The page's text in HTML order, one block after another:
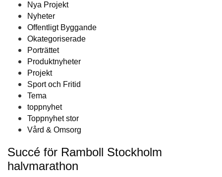
Nya Projekt
Nyheter
Offentligt Byggande
Okategoriserade
Porträttet
Produktnyheter
Projekt
Sport och Fritid
Tema
toppnyhet
Toppnyhet stor
Vård & Omsorg
Succé för Ramboll Stockholm
halvmarathon